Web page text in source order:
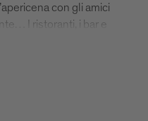
con gli amici
I ristoranti, i bar e
con un mix unico di